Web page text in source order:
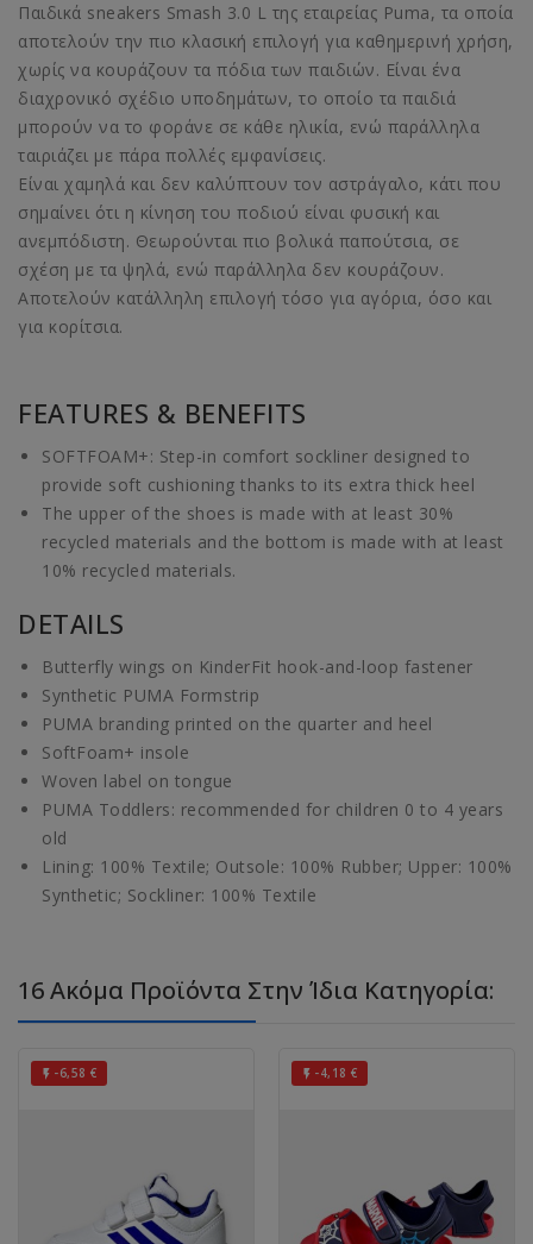
Παιδικά sneakers Smash 3.0 L της εταιρείας Puma, τα οποία
αποτελούν την πιο κλασική επιλογή για καθημερινή χρήση,
χωρίς να κουράζουν τα πόδια των παιδιών. Είναι ένα
διαχρονικό σχέδιο υποδημάτων, το οποίο τα παιδιά
μπορούν να το φοράνε σε κάθε ηλικία, ενώ παράλληλα
ταιριάζει με πάρα πολλές εμφανίσεις.
Είναι χαμηλά και δεν καλύπτουν τον αστράγαλο, κάτι που
σημαίνει ότι η κίνηση του ποδιού είναι φυσική και
ανεμπόδιστη. Θεωρούνται πιο βολικά παπούτσια, σε
σχέση με τα ψηλά, ενώ παράλληλα δεν κουράζουν.
Αποτελούν κατάλληλη επιλογή τόσο για αγόρια, όσο και
για κορίτσια.
FEATURES & BENEFITS
SOFTFOAM+: Step-in comfort sockliner designed to
provide soft cushioning thanks to its extra thick heel
The upper of the shoes is made with at least 30%
recycled materials and the bottom is made with at least
10% recycled materials.
DETAILS
Butterfly wings on KinderFit hook-and-loop fastener
Synthetic PUMA Formstrip
PUMA branding printed on the quarter and heel
SoftFoam+ insole
Woven label on tongue
PUMA Toddlers: recommended for children 0 to 4 years
old
Lining: 100% Textile; Outsole: 100% Rubber; Upper: 100%
Synthetic; Sockliner: 100% Textile
16 Ακόμα Προϊόντα Στην Ίδια Κατηγορία:
 -6,58 €  -4,18 €